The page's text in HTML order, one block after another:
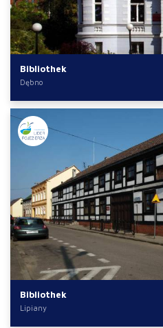
Bibliothek
Dębno
Bibliothek
Lipiany